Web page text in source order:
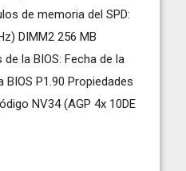
de memoria del SPD:
DIMM2 256 MB
la BIOS: Fecha de la
P1.90 Propiedades
NV34 (AGP 4x 10DE